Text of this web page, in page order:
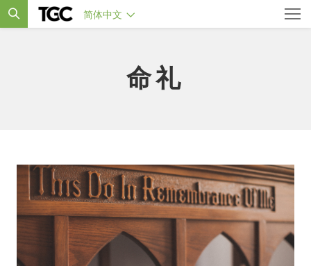
简体中文
命礼